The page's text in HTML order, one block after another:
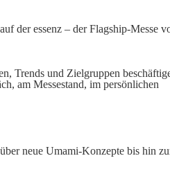
der essenz – der Flagship-Messe
Trends und Zielgruppen
am Messestand, im persönlichen
neue Umami-Konzepte bis hin